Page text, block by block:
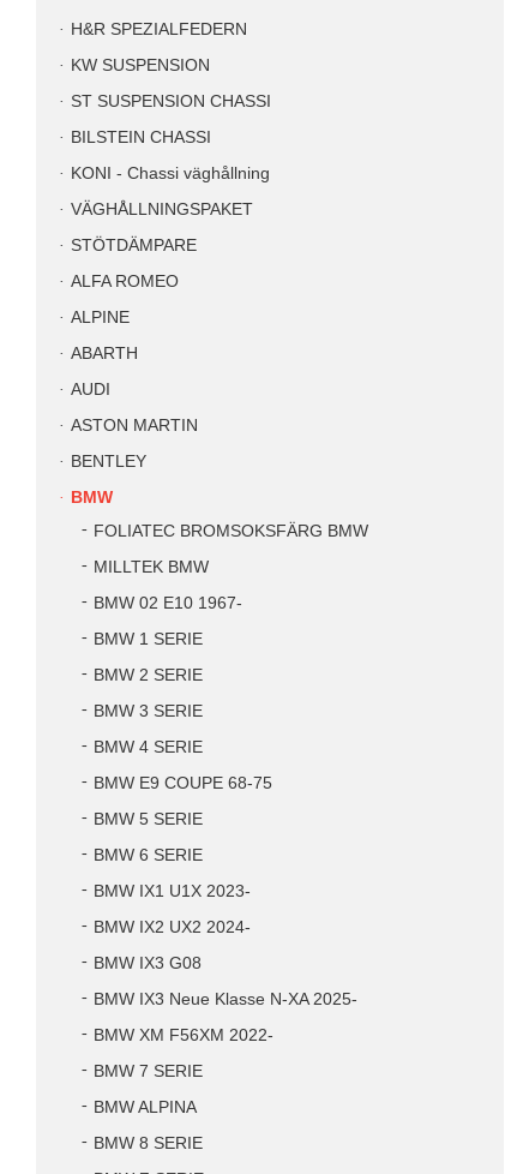
H&R SPEZIALFEDERN
KW SUSPENSION
ST SUSPENSION CHASSI
BILSTEIN CHASSI
KONI - Chassi väghållning
VÄGHÅLLNINGSPAKET
STÖTDÄMPARE
ALFA ROMEO
ALPINE
ABARTH
AUDI
ASTON MARTIN
BENTLEY
BMW
FOLIATEC BROMSOKSFÄRG BMW
MILLTEK BMW
BMW 02 E10 1967-
BMW 1 SERIE
BMW 2 SERIE
BMW 3 SERIE
BMW 4 SERIE
BMW E9 COUPE 68-75
BMW 5 SERIE
BMW 6 SERIE
BMW IX1 U1X 2023-
BMW IX2 UX2 2024-
BMW IX3 G08
BMW IX3 Neue Klasse N-XA 2025-
BMW XM F56XM 2022-
BMW 7 SERIE
BMW ALPINA
BMW 8 SERIE